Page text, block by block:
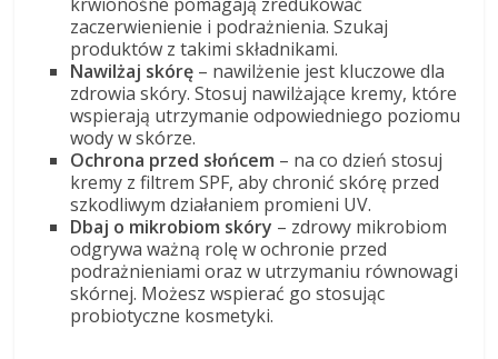
zaczerwienienie i podrażnienia. Szukaj
produktów z takimi składnikami.
Nawilżaj skórę – nawilżenie jest kluczowe dla
zdrowia skóry. Stosuj nawilżające kremy, które
wspierają utrzymanie odpowiedniego poziomu
wody w skórze.
Ochrona przed słońcem – na co dzień stosuj
kremy z filtrem SPF, aby chronić skórę przed
szkodliwym działaniem promieni UV.
Dbaj o mikrobiom skóry – zdrowy mikrobiom
odgrywa ważną rolę w ochronie przed
podrażnieniami oraz w utrzymaniu równowagi
skórnej. Możesz wspierać go stosując
probiotyczne kosmetyki.